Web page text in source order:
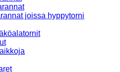
joissa hyppytorni